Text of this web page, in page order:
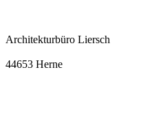
Architekturbüro Liersch
44653 Herne